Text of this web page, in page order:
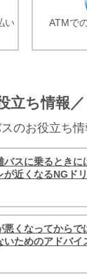
い
ATMで
立ち情報／
のお役立ち情
バスに乗るときに
が近くなるNGド
悪くなってからで
いためのアドバイ